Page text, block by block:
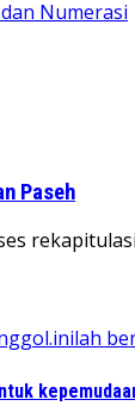
Paseh